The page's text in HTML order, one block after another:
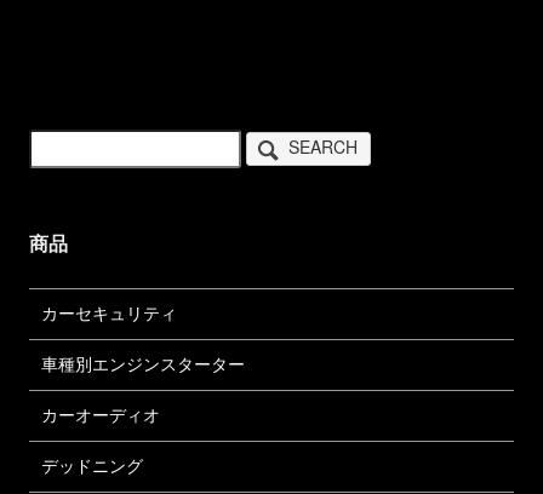
SEARCH
商品
カーセキュリティ
車種別エンジンスターター
カーオーディオ
デッドニング